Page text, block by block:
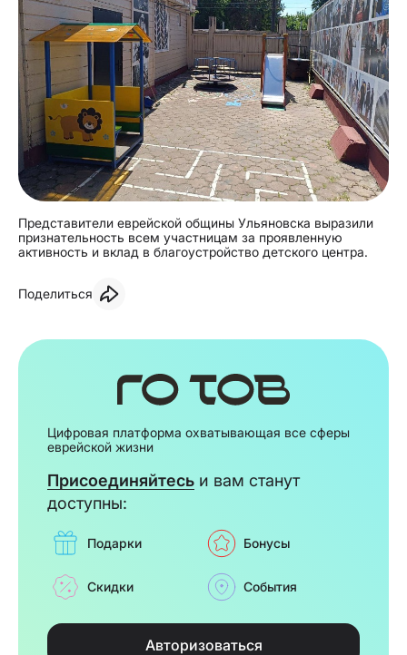
Представители еврейской общины Ульяновска выразили
признательность всем участницам за проявленную
активность и вклад в благоустройство детского центра.
Поделиться
Цифровая платформа охватывающая все сферы
еврейской жизни
Присоединяйтесь и вам станут
доступны:
Подарки Бонусы
Скидки События
Авторизоваться